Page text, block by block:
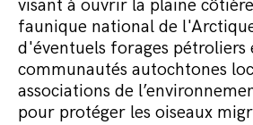
visant à ouvrir la plaine
faunique national de
d'éventuels forages pétroliers
communautés autochtones
associations de
pour protéger les oiseaux
Continuer de lire l’article
Commander le